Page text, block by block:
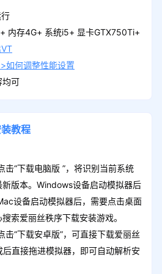
内存4G+ 系统i5+ 显卡GTX750Ti+
如何调整性能设置
均可
教程
“下载电脑版 ”，将识别当前系统
版本。Windows设备启动模拟器后
设备启动模拟器后，需要点击桌面
索爱丽丝秩序下载安装游戏。
“下载安卓版”，可直接下载爱丽丝
直接拖进模拟器，即可自动解析安